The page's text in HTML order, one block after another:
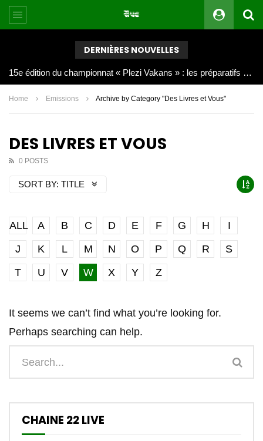
DERNIÈRES NOUVELLES
Joy Clerf Derisier, sur les traces de son père : évangéliser par la musique
Home Emissions Archive by Category "Des Livres et Vous"
DES LIVRES ET VOUS
0 POSTS
SORT BY: TITLE
ALL A B C D E F G H
I
J
K L M N O P Q R
S
T
U V W X Y Z
It seems we can’t find what you’re looking for.
Perhaps searching can help.
CHAINE 22 LIVE